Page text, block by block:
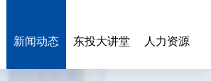
新闻动态 东投大讲堂 人力资源